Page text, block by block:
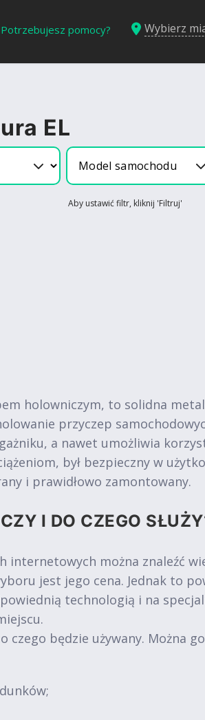
Potrzebujesz pomocy? Wybierz
EL
Aby ustawić filtr, kliknij 'Filtruj'
holowniczym, to solidna
przyczep
a nawet umożliwia
był bezpieczny w
i prawidłowo zamontowany.
I DO CZEGO
internetowych można znaleźć
jest jego cena. Jednak to
technologią i na
będzie używany. Można